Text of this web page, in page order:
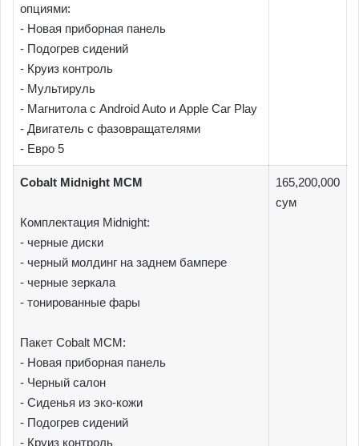
опциями:
- Новая приборная панель
- Подогрев сидений
- Круиз контроль
- Мультируль
- Магнитола с Android Auto и Apple Car Play
- Двигатель с фазовращателями
- Евро 5
Cobalt Midnight MCM
Комплектация Midnight:
- черные диски
- черный молдинг на заднем бампере
- черные зеркала
- тонированные фары
Пакет Cobalt МСМ:
- Новая приборная панель
- Черный салон
- Сиденья из эко-кожи
- Подогрев сидений
- Круиз контроль
165,200,000
сум